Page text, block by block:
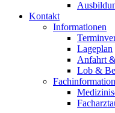
Kontakt
Informationen
Lageplan
Anfahrt
Lob &